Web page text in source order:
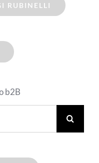
RUBINELLI
b2B